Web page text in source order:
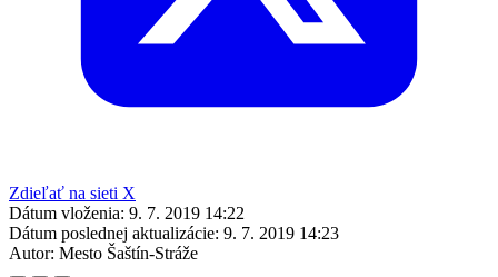
Zdieľať na sieti X
Dátum vloženia: 9. 7. 2019 14:22
Dátum poslednej aktualizácie: 9. 7. 2019 14:23
Autor: Mesto Šaštín-Stráže